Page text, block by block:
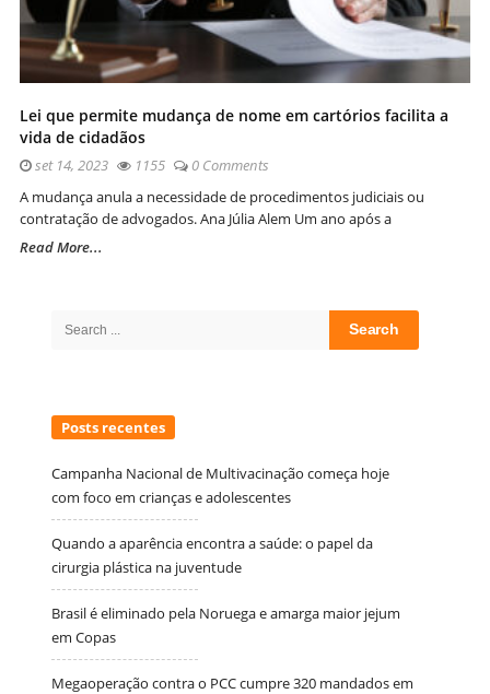
Lei que permite mudança de nome em cartórios facilita a
vida de cidadãos
set 14, 2023 1155
0 Comments
A mudança anula a necessidade de procedimentos judiciais ou
contratação de advogados. Ana Júlia Alem Um ano após a
Read More...
Posts recentes
Campanha Nacional de Multivacinação começa hoje
com foco em crianças e adolescentes
Quando a aparência encontra a saúde: o papel da
cirurgia plástica na juventude
Brasil é eliminado pela Noruega e amarga maior jejum
em Copas
Megaoperação contra o PCC cumpre 320 mandados em